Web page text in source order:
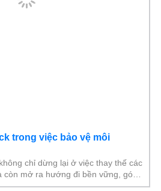
trong việc bảo vệ môi
chỉ dừng lại ở việc thay thế các
mở ra hướng đi bền vững, góp